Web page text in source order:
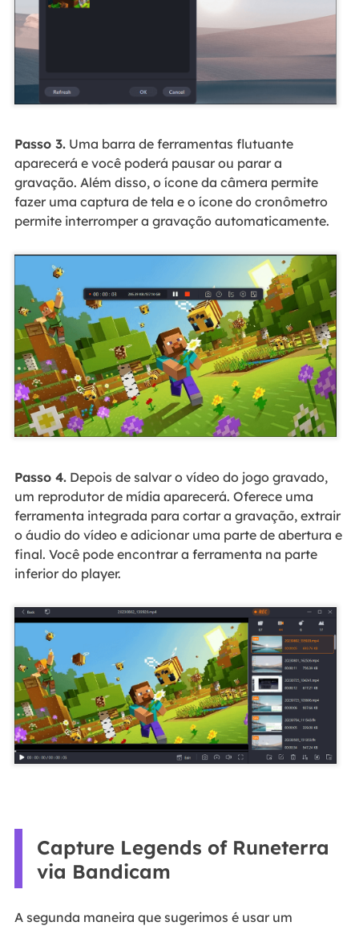
Passo 3.Uma barra de ferramentas flutuante
aparecerá e você poderá pausar ou parar a
gravação. Além disso, o ícone da câmera permite
fazer uma captura de tela e o ícone do cronômetro
permite interromper a gravação automaticamente.
Passo 4.Depois de salvar o vídeo do jogo gravado,
um reprodutor de mídia aparecerá. Oferece uma
ferramenta integrada para cortar a gravação, extrair
o áudio do vídeo e adicionar uma parte de abertura e
final. Você pode encontrar a ferramenta na parte
inferior do player.
Capture Legends of Runeterra
via Bandicam
A segunda maneira que sugerimos é usar um